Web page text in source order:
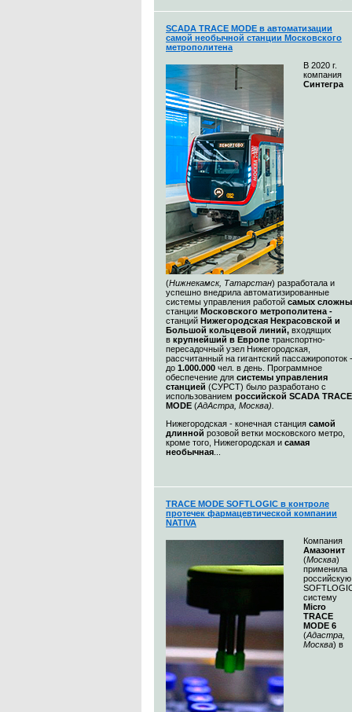
SCADA TRACE MODE в автоматизации
самой необычной станции Московского
метрополитена
В 2020 г.
компания
Синтегра
(Нижнекамск, Татарстан) разработала и
успешно внедрила автоматизированные
системы управления работой самых
станции Московского метрополитена -
станций Нижегородская Некрасовской и
Большой кольцевой линий, входящих
в крупнейший в Европе транспортно-
пересадочный узел Нижегородская,
рассчитанный на гигантский пассажиропоток -
до 1.000.000 чел. в день. Программное
обеспечение для системы управления
станцией (СУРСТ) было разработано с
использованием российской SCADA TRACE
MODE (АдАстра, Москва)
Нижегородская - конечная станция самой
длинной розовой ветки московского метро,
кроме того, Нижегородская и самая
необычная
TRACE MODE SOFTLOGIC в контроле
протечек фармацевтической компании
NATIVA
Компания
Амазонит
(Москва)
применила
российскую
систему
Micro
TRACE
MODE 6
(Адастра,
Москва) в